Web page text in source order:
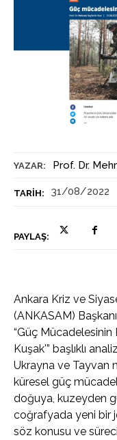
YAZAR: Prof. Dr.
TARIH: 31/08/2022
PAYLAŞ:
Ankara Kriz ve
(ANKASAM)
“Güç Mücadelesinin
Kuşak'” başlıklı
Ukrayna ve Tayvan
küresel güç
doğuya, kuzeyden
coğrafyada yeni bir
söz konusu ve